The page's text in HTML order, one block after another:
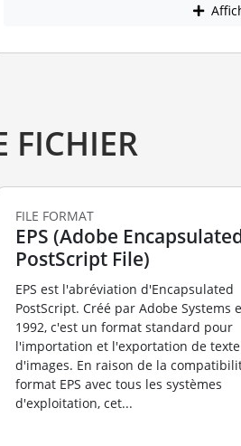
FICHIER
FILE FORMAT
EPS (Adobe
PostScript File)
EPS est l'abréviation d'Encapsulated
PostScript. Créé par Adobe Systems
1992, c'est un format standard pour
l'importation et l'exportation de
d'images. En raison de la
format EPS avec tous les systèmes
d'exploitation, cet...